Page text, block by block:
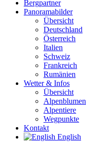
Bergpartner
Panoramabilder
Übersicht
Deutschland
Österreich
Italien
Schweiz
Frankreich
Rumänien
Wetter & Infos
Übersicht
Alpenblumen
Alpentiere
Wegpunkte
Kontakt
English